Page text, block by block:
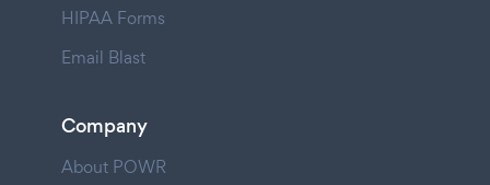
HIPAA Forms
Email Blast
Company
About POWR